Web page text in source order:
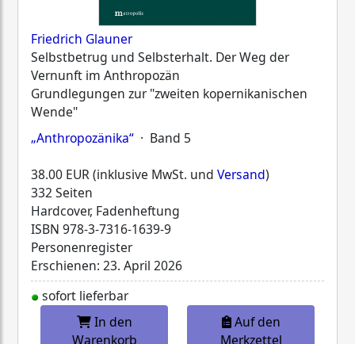
Friedrich Glauner
Selbstbetrug und Selbsterhalt. Der Weg der
Vernunft im Anthropozän
Grundlegungen zur "zweiten kopernikanischen
Wende"
„Anthropozänika“ · Band 5
38.00 EUR (inklusive MwSt. und Versand)
332 Seiten
Hardcover, Fadenheftung
ISBN 978-3-7316-1639-9
Personenregister
Erschienen: 23. April 2026
sofort lieferbar
In den
Warenkorb
Auf den
Merkzettel